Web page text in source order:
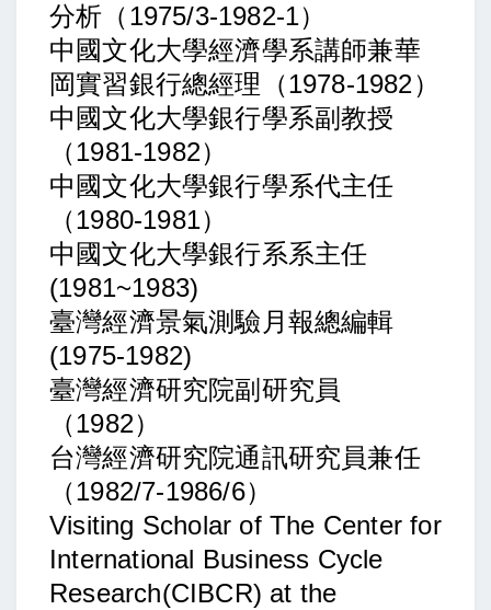
分析（1975/3-1982-1）
中國文化大學經濟學系講師兼華
岡實習銀行總經理（1978-1982）
中國文化大學銀行學系副教授
（1981-1982）
中國文化大學銀行學系代主任
（1980-1981）
中國文化大學銀行系系主任
(1981~1983)
臺灣經濟景氣測驗月報總編輯
(1975-1982)
臺灣經濟研究院副研究員
（1982）
台灣經濟研究院通訊研究員兼任
（1982/7-1986/6）
Visiting Scholar of The Center for
International Business Cycle
Research(CIBCR) at the